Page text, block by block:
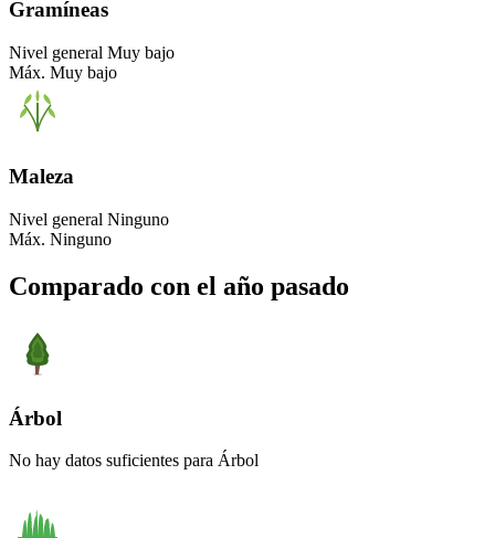
Gramíneas
Nivel general Muy bajo
Máx. Muy bajo
Maleza
Nivel general Ninguno
Máx. Ninguno
Comparado con el año pasado
Árbol
No hay datos suficientes para Árbol